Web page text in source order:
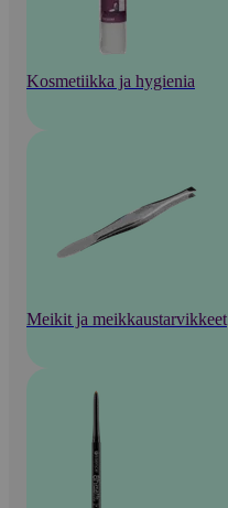
Kosmetiikka ja hygienia
Meikit ja meikkaustarvikkeet